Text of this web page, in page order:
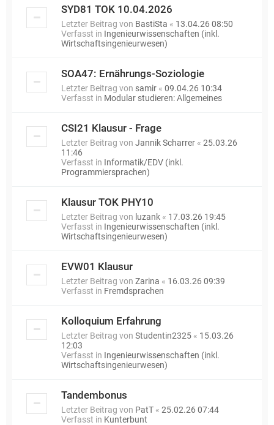
SYD81 TOK 10.04.2026
Letzter Beitrag von BastiSta « 13.04.26 08:50
Verfasst in Ingenieurwissenschaften (inkl.
Wirtschaftsingenieurwesen)
SOA47: Ernährungs-Soziologie
Letzter Beitrag von samir « 09.04.26 10:34
Verfasst in Modular studieren: Allgemeines
CSI21 Klausur - Frage
Letzter Beitrag von Jannik Scharrer « 25.03.26
11:46
Verfasst in Informatik/EDV (inkl.
Programmiersprachen)
Klausur TOK PHY10
Letzter Beitrag von luzank « 17.03.26 19:45
Verfasst in Ingenieurwissenschaften (inkl.
Wirtschaftsingenieurwesen)
EVW01 Klausur
Letzter Beitrag von Zarina « 16.03.26 09:39
Verfasst in Fremdsprachen
Kolloquium Erfahrung
Letzter Beitrag von Studentin2325 « 15.03.26
12:03
Verfasst in Ingenieurwissenschaften (inkl.
Wirtschaftsingenieurwesen)
Tandembonus
Letzter Beitrag von PatT « 25.02.26 07:44
Verfasst in Kunterbunt